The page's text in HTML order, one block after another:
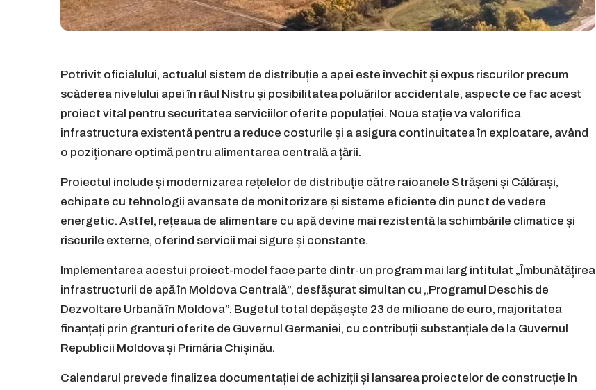
Potrivit oficialului, actualul sistem de distribuție a apei este învechit și expus riscurilor precum
scăderea nivelului apei în râul Nistru și posibilitatea poluărilor accidentale, aspecte ce fac acest
proiect vital pentru securitatea serviciilor oferite populației. Noua stație va valorifica
infrastructura existentă pentru a reduce costurile și a asigura continuitatea în exploatare, având
o poziționare optimă pentru alimentarea centrală a țării.
Proiectul include și modernizarea rețelelor de distribuție către raioanele Strășeni și Călărași,
echipate cu tehnologii avansate de monitorizare și sisteme eficiente din punct de vedere
energetic. Astfel, rețeaua de alimentare cu apă devine mai rezistentă la schimbările climatice și
riscurile externe, oferind servicii mai sigure și constante.
Implementarea acestui proiect-model face parte dintr-un program mai larg intitulat „Îmbunătățirea
infrastructurii de apă în Moldova Centrală”, desfășurat simultan cu „Programul Deschis de
Dezvoltare Urbană în Moldova”. Bugetul total depășește 23 de milioane de euro, majoritatea
finanțați prin granturi oferite de Guvernul Germaniei, cu contribuții substanțiale de la Guvernul
Republicii Moldova și Primăria Chișinău.
Calendarul prevede finalizea documentației de achiziții și lansarea proiectelor de construcție în